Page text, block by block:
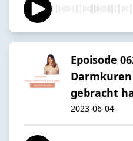
Epoisode
gebracht
2023-06-04